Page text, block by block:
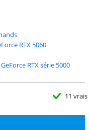
RTX 5060
RTX série 5000
11